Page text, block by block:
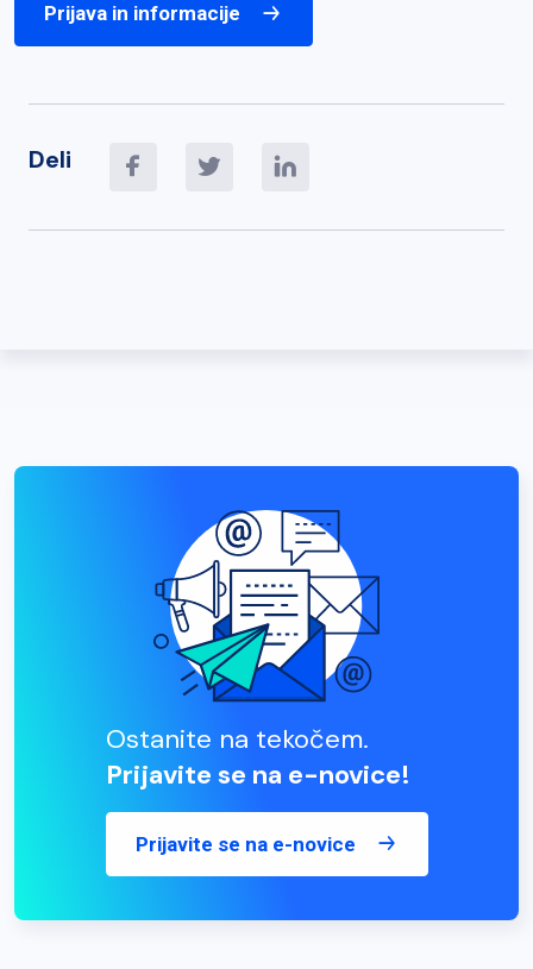
Prijava in informacije
Deli
Ostanite na tekočem.
Prijavite se na e-novice!
Prijavite se na e-novice